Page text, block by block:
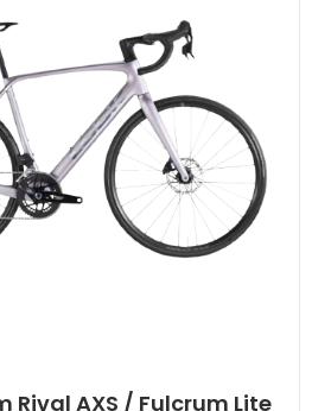
Rival AXS / Fulcrum Lite